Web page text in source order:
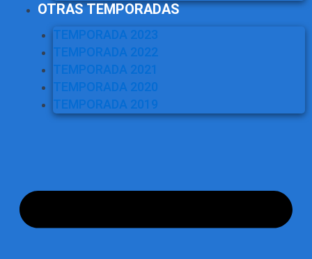
OTRAS TEMPORADAS
TEMPORADA 2023
TEMPORADA 2022
TEMPORADA 2021
TEMPORADA 2020
TEMPORADA 2019